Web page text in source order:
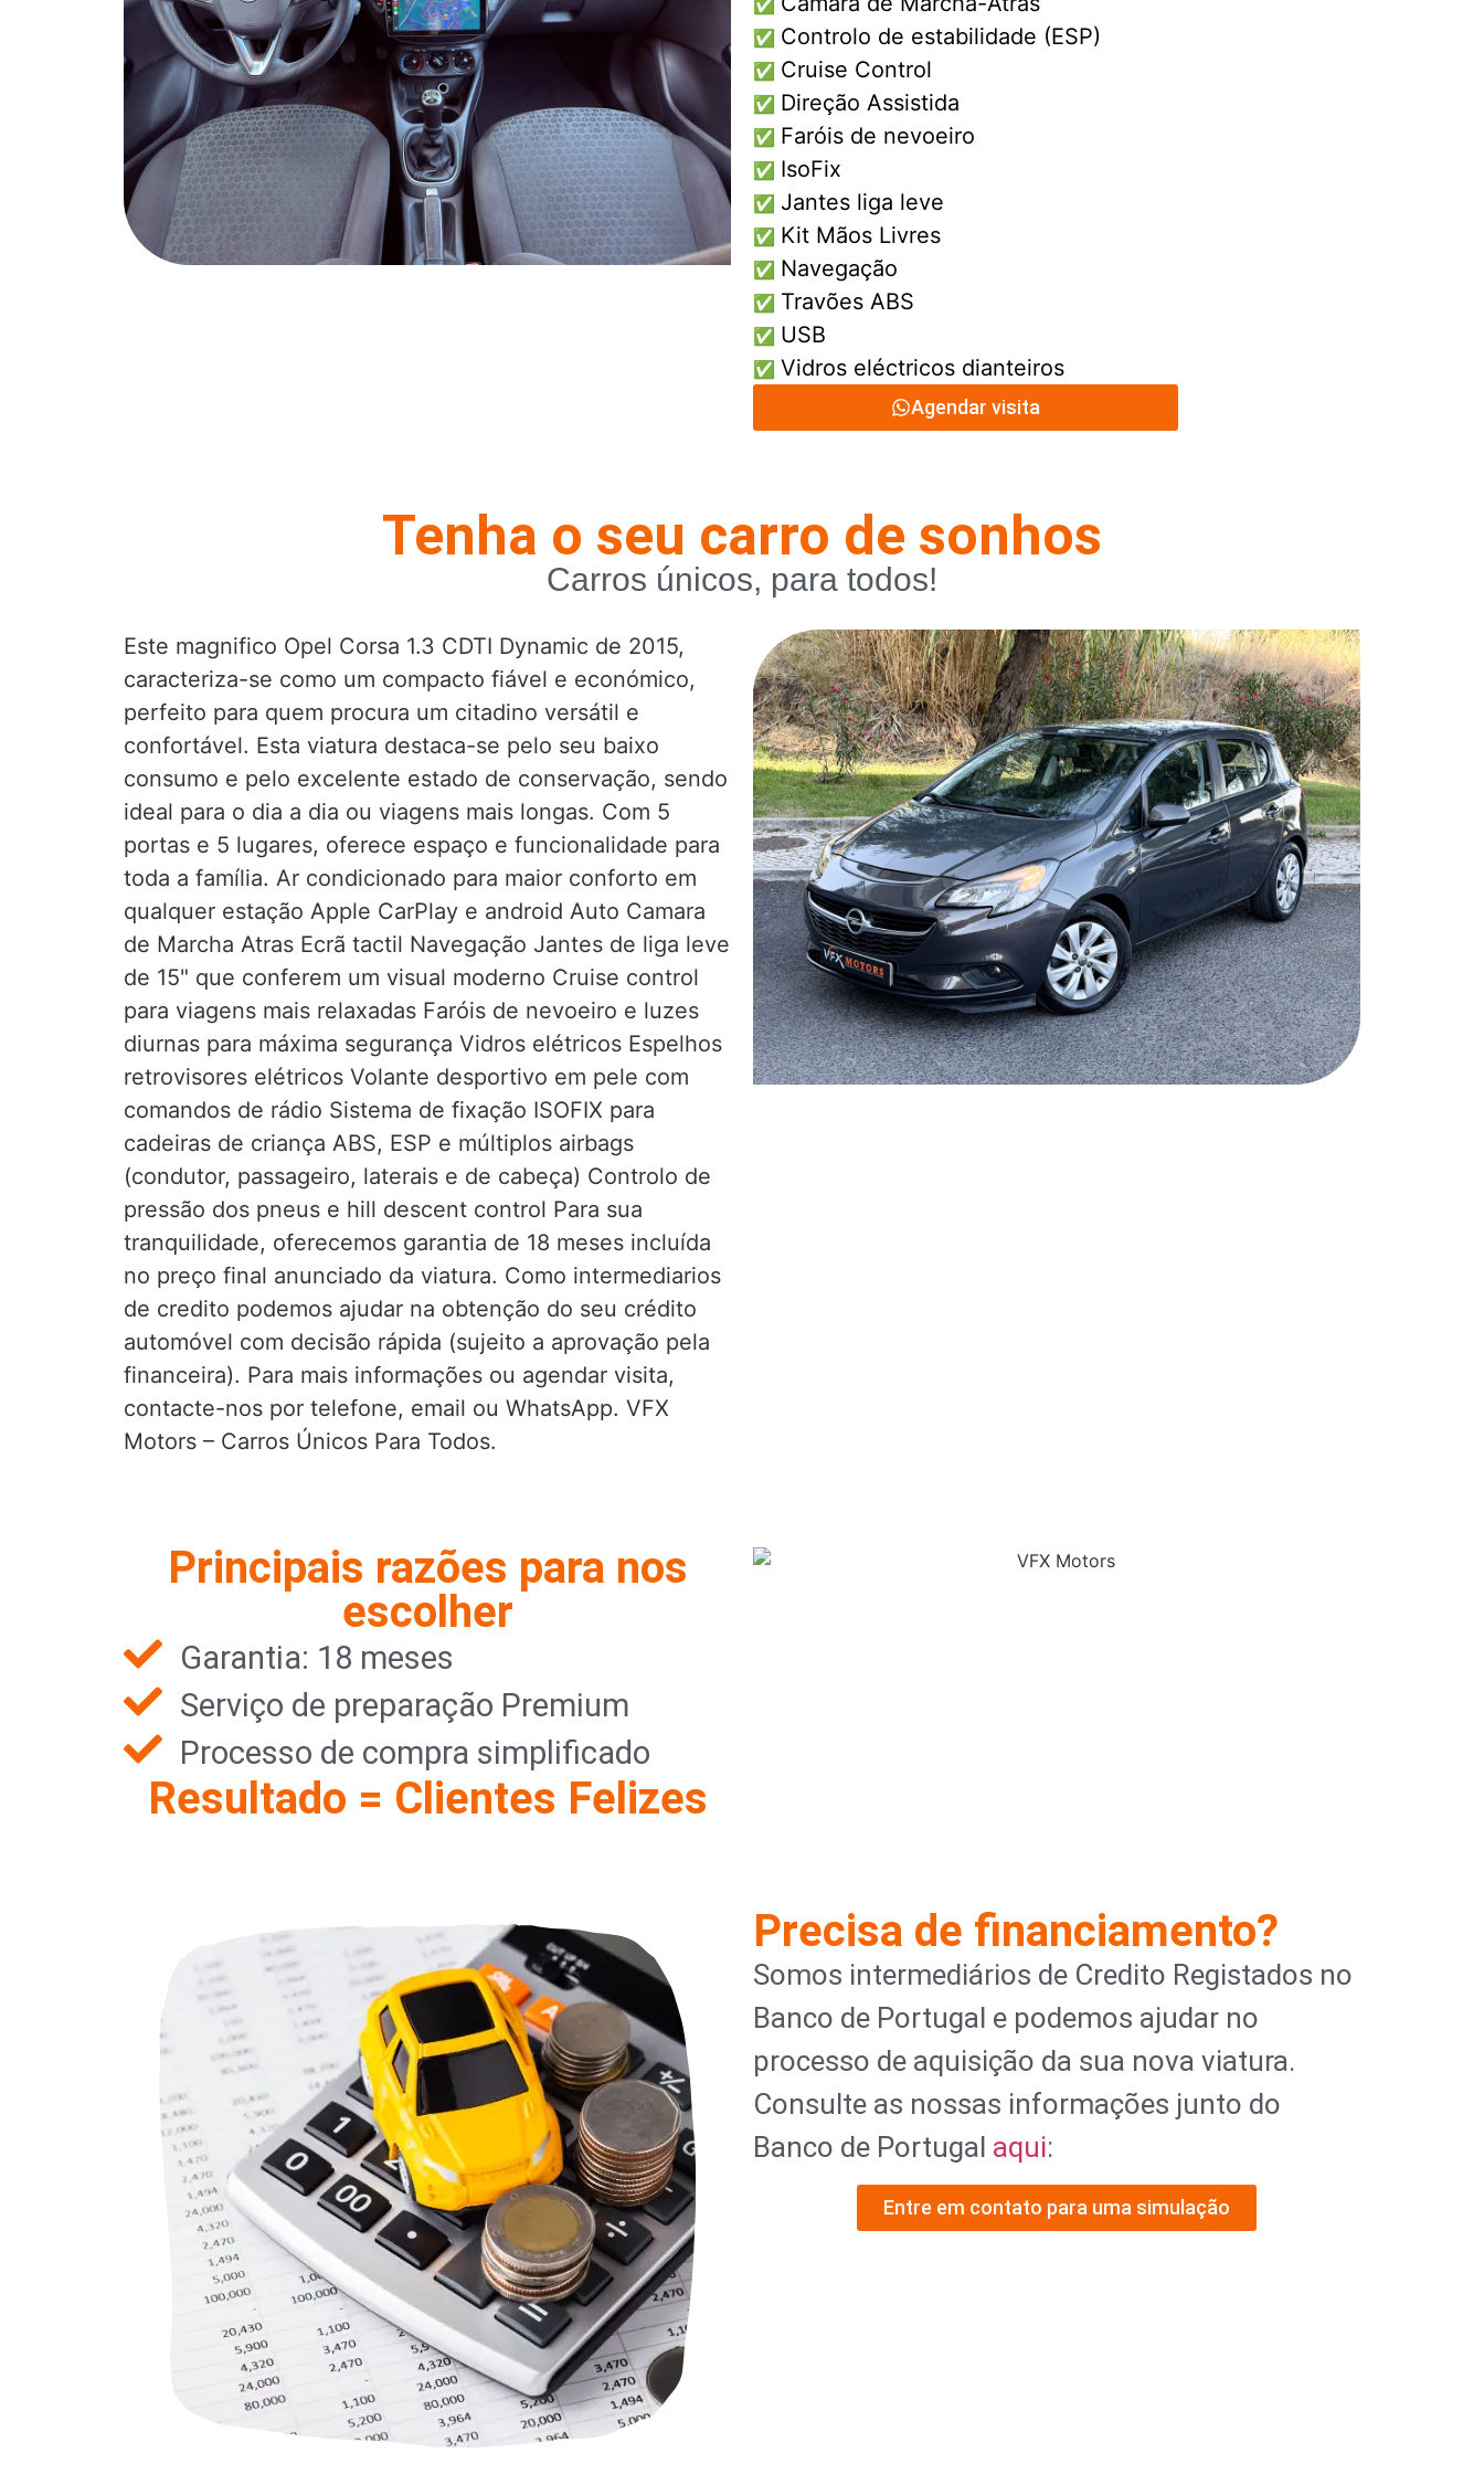
✅ Controlo de estabilidade (ESP)
✅ Cruise Control
✅ Direção Assistida
✅ Faróis de nevoeiro
✅ IsoFix
✅ Jantes liga leve
✅ Kit Mãos Livres
✅ Navegação
✅ Travões ABS
✅ USB
✅ Vidros eléctricos dianteiros
Agendar visita
Tenha o seu carro de sonhos
Carros únicos, para todos!
Este magnifico Opel Corsa 1.3 CDTI Dynamic de 2015,
caracteriza-se como um compacto fiável e económico,
perfeito para quem procura um citadino versátil e
confortável. Esta viatura destaca-se pelo seu baixo
consumo e pelo excelente estado de conservação, sendo
ideal para o dia a dia ou viagens mais longas. Com 5
portas e 5 lugares, oferece espaço e funcionalidade para
toda a família. Ar condicionado para maior conforto em
qualquer estação Apple CarPlay e android Auto Camara
de Marcha Atras Ecrã tactil Navegação Jantes de liga leve
de 15" que conferem um visual moderno Cruise control
para viagens mais relaxadas Faróis de nevoeiro e luzes
diurnas para máxima segurança Vidros elétricos Espelhos
retrovisores elétricos Volante desportivo em pele com
comandos de rádio Sistema de fixação ISOFIX para
cadeiras de criança ABS, ESP e múltiplos airbags
(condutor, passageiro, laterais e de cabeça) Controlo de
pressão dos pneus e hill descent control Para sua
tranquilidade, oferecemos garantia de 18 meses incluída
no preço final anunciado da viatura. Como intermediarios
de credito podemos ajudar na obtenção do seu crédito
automóvel com decisão rápida (sujeito a aprovação pela
financeira). Para mais informações ou agendar visita,
contacte-nos por telefone, email ou WhatsApp. VFX
Motors – Carros Únicos Para Todos.
Principais razões para nos
escolher
Garantia: 18 meses
Serviço de preparação Premium
Processo de compra simplificado
Resultado = Clientes Felizes
Precisa de financiamento?
Somos intermediários de Credito Registados no
Banco de Portugal e podemos ajudar no
processo de aquisição da sua nova viatura.
Consulte as nossas informações junto do
Banco de Portugal aqui:
Entre em contato para uma simulação